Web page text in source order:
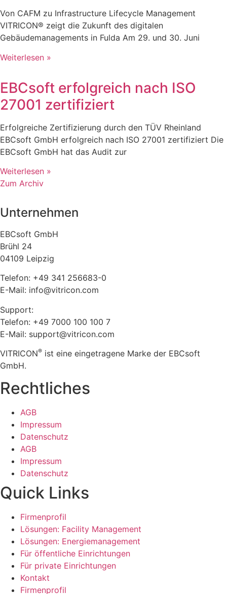
Von CAFM zu Infrastructure Lifecycle Management
VITRICON® zeigt die Zukunft des digitalen
Gebäudemanagements in Fulda Am 29. und 30. Juni
Weiterlesen »
EBCsoft erfolgreich nach ISO
27001 zertifiziert
Erfolgreiche Zertifizierung durch den TÜV Rheinland
EBCsoft GmbH erfolgreich nach ISO 27001 zertifiziert Die
EBCsoft GmbH hat das Audit zur
Weiterlesen »
Zum Archiv
Unternehmen
EBCsoft GmbH
Brühl 24
04109 Leipzig
Telefon: +49 341 256683-0
E-Mail: info@vitricon.com
Support:
Telefon: +49 7000 100 100 7
E-Mail: support@vitricon.com
VITRICON® ist eine eingetragene Marke der EBCsoft
GmbH.
Rechtliches
AGB
Impressum
Datenschutz
AGB
Impressum
Datenschutz
Quick Links
Firmenprofil
Lösungen: Facility Management
Lösungen: Energiemanagement
Für öffentliche Einrichtungen
Für private Einrichtungen
Kontakt
Firmenprofil